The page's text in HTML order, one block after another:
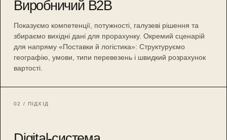
Виробничий B2B
Показуємо компетенції, потужності, галузеві рішення та
збираємо вихідні дані для прорахунку. Окремий сценарій
для напряму «Поставки й логістика»: Структуруємо
географію, умови, типи перевезень і швидкий розрахунок
вартості.
02 / ПІДХІД